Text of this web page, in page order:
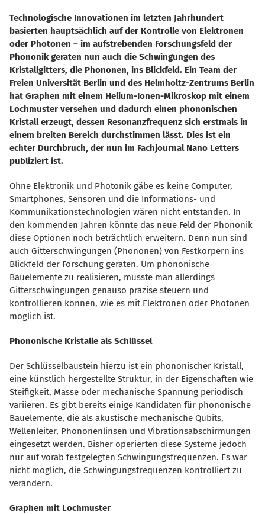
Technologische Innovationen im letzten Jahrhundert
basierten hauptsächlich auf der Kontrolle von Elektronen
oder Photonen – im aufstrebenden Forschungsfeld der
Phononik geraten nun auch die Schwingungen des
Kristallgitters, die Phononen, ins Blickfeld. Ein Team der
Freien Universität Berlin und des Helmholtz-Zentrums Berlin
hat Graphen mit einem Helium-Ionen-Mikroskop mit einem
Lochmuster versehen und dadurch einen phononischen
Kristall erzeugt, dessen Resonanzfrequenz sich erstmals in
einem breiten Bereich durchstimmen lässt. Dies ist ein
echter Durchbruch, der nun im Fachjournal Nano Letters
publiziert ist.
Ohne Elektronik und Photonik gäbe es keine Computer,
Smartphones, Sensoren und die Informations- und
Kommunikationstechnologien wären nicht entstanden. In
den kommenden Jahren könnte das neue Feld der Phononik
diese Optionen noch beträchtlich erweitern. Denn nun sind
auch Gitterschwingungen (Phononen) von Festkörpern ins
Blickfeld der Forschung geraten. Um phononische
Bauelemente zu realisieren, müsste man allerdings
Gitterschwingungen genauso präzise steuern und
kontrollieren können, wie es mit Elektronen oder Photonen
möglich ist.
Phononische Kristalle als Schlüssel
Der Schlüsselbaustein hierzu ist ein phononischer Kristall,
eine künstlich hergestellte Struktur, in der Eigenschaften wie
Steifigkeit, Masse oder mechanische Spannung periodisch
variieren. Es gibt bereits einige Kandidaten für phononische
Bauelemente, die als akustische mechanische Qubits,
Wellenleiter, Phononenlinsen und Vibrationsabschirmungen
eingesetzt werden. Bisher operierten diese Systeme jedoch
nur auf vorab festgelegten Schwingungsfrequenzen. Es war
nicht möglich, die Schwingungsfrequenzen kontrolliert zu
verändern.
Graphen mit Lochmuster